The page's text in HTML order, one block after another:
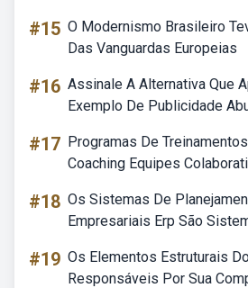
#15 O Modernismo Brasileiro
Das Vanguardas Europeias
#16 Assinale A Alternativa Que
Exemplo De Publicidade
#17 Programas De
Coaching Equipes
#18 Os Sistemas De
Empresariais Erp São
#19 Os Elementos Estruturais
Responsáveis Por Sua